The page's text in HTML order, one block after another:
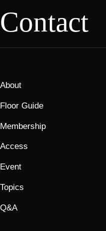
Contact
About
Floor Guide
Membership
Access
Event
Topics
Q&A